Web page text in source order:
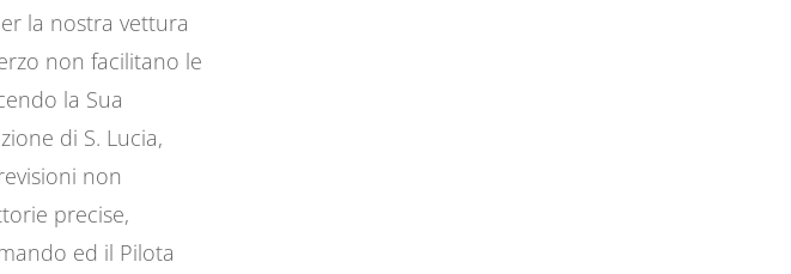
la nostra vettura
non facilitano le
la Sua
di S. Lucia,
non
precise,
ed il Pilota